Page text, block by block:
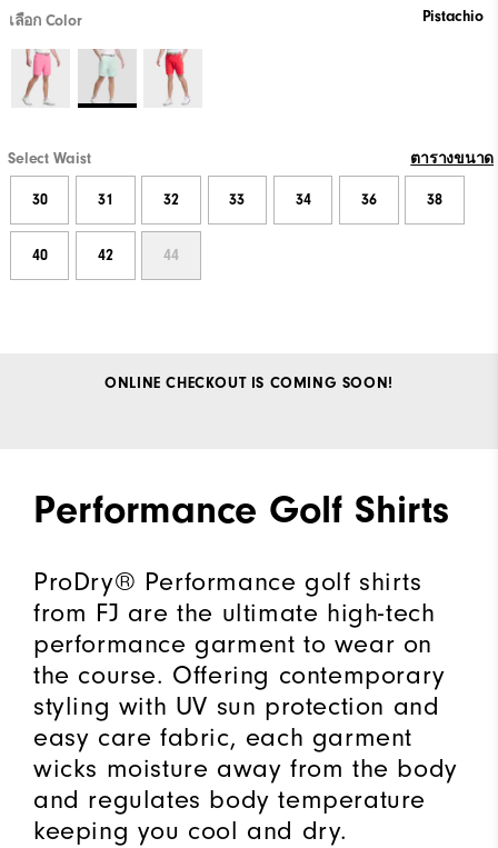
เลือก Color Pistachio
Select Waist ตารางขนาด
30 31 32 33 34 36 38
40 42 44
ONLINE CHECKOUT IS COMING SOON!
Performance Golf Shirts
ProDry® Performance golf shirts
from FJ are the ultimate high-tech
performance garment to wear on
the course. Offering contemporary
styling with UV sun protection and
easy care fabric, each garment
wicks moisture away from the body
and regulates body temperature
keeping you cool and dry.